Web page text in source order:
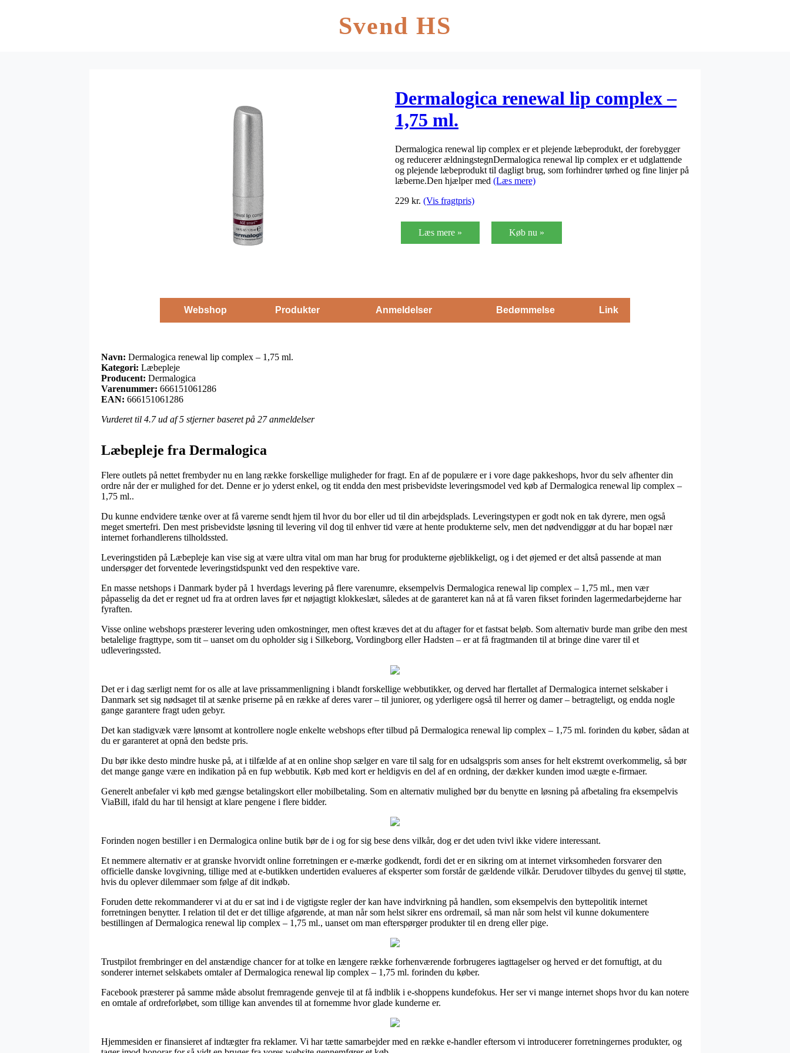
Svend HS
Dermalogica renewal lip complex –
1,75 ml.
Dermalogica renewal lip complex er et plejende læbeprodukt, der forebygger
og reducerer ældningstegnDermalogica renewal lip complex er et udglattende
og plejende læbeprodukt til dagligt brug, som forhindrer tørhed og fine linjer på
læberne.Den hjælper med (Læs mere)
229 kr. (Vis fragtpris)
Læs mere » Køb nu »
Webshop Produkter Anmeldelser Bedømmelse Link
Navn: Dermalogica renewal lip complex – 1,75 ml.
Kategori: Læbepleje
Producent: Dermalogica
Varenummer: 666151061286
EAN: 666151061286
Vurderet til 4.7ud af 5 stjerner baseret på 27anmeldelser
Læbepleje fra Dermalogica
Flere outlets på nettet frembyder nu en lang række forskellige muligheder for fragt. En af de populære er i vore dage pakkeshops, hvor du selv afhenter din
ordre når der er mulighed for det. Denne er jo yderst enkel, og tit endda den mest prisbevidste leveringsmodel ved køb af Dermalogica renewal lip complex –
1,75 ml..
Du kunne endvidere tænke over at få varerne sendt hjem til hvor du bor eller ud til din arbejdsplads. Leveringstypen er godt nok en tak dyrere, men også
meget smertefri. Den mest prisbevidste løsning til levering vil dog til enhver tid være at hente produkterne selv, men det nødvendiggør at du har bopæl nær
internet forhandlerens tilholdssted.
Leveringstiden på Læbepleje kan vise sig at være ultra vital om man har brug for produkterne øjeblikkeligt, og i det øjemed er det altså passende at man
undersøger det forventede leveringstidspunkt ved den respektive vare.
En masse netshops i Danmark byder på 1 hverdags levering på flere varenumre, eksempelvis Dermalogica renewal lip complex – 1,75 ml., men vær
påpasselig da det er regnet ud fra at ordren laves før et nøjagtigt klokkeslæt, således at de garanteret kan nå at få varen fikset forinden lagermedarbejderne har
fyraften.
Visse online webshops præsterer levering uden omkostninger, men oftest kræves det at du aftager for et fastsat beløb. Som alternativ burde man gribe den mest
betalelige fragttype, som tit – uanset om du opholder sig i Silkeborg, Vordingborg eller Hadsten – er at få fragtmanden til at bringe dine varer til et
udleveringssted.
Det er i dag særligt nemt for os alle at lave prissammenligning i blandt forskellige webbutikker, og derved har flertallet af Dermalogica internet selskaber i
Danmark set sig nødsaget til at sænke priserne på en række af deres varer – til juniorer, og yderligere også til herrer og damer – betragteligt, og endda nogle
gange garantere fragt uden gebyr.
Det kan stadigvæk være lønsomt at kontrollere nogle enkelte webshops efter tilbud på Dermalogica renewal lip complex – 1,75 ml. forinden du køber, sådan at
du er garanteret at opnå den bedste pris.
Du bør ikke desto mindre huske på, at i tilfælde af at en online shop sælger en vare til salg for en udsalgspris som anses for helt ekstremt overkommelig, så bør
det mange gange være en indikation på en fup webbutik. Køb med kort er heldigvis en del af en ordning, der dækker kunden imod uægte e-firmaer.
Generelt anbefaler vi køb med gængse betalingskort eller mobilbetaling. Som en alternativ mulighed bør du benytte en løsning på afbetaling fra eksempelvis
ViaBill, ifald du har til hensigt at klare pengene i flere bidder.
Forinden nogen bestiller i en Dermalogica online butik bør de i og for sig bese dens vilkår, dog er det uden tvivl ikke videre interessant.
Et nemmere alternativ er at granske hvorvidt online forretningen er e-mærke godkendt, fordi det er en sikring om at internet virksomheden forsvarer den
officielle danske lovgivning, tillige med at e-butikken undertiden evalueres af eksperter som forstår de gældende vilkår. Derudover tilbydes du genvej til støtte,
hvis du oplever dilemmaer som følge af dit indkøb.
Foruden dette rekommanderer vi at du er sat ind i de vigtigste regler der kan have indvirkning på handlen, som eksempelvis den byttepolitik internet
forretningen benytter. I relation til det er det tillige afgørende, at man når som helst sikrer ens ordremail, så man når som helst vil kunne dokumentere
bestillingen af Dermalogica renewal lip complex – 1,75 ml., uanset om man efterspørger produkter til en dreng eller pige.
Trustpilot frembringer en del anstændige chancer for at tolke en længere række forhenværende forbrugeres iagttagelser og herved er det fornuftigt, at du
sonderer internet selskabets omtaler af Dermalogica renewal lip complex – 1,75 ml. forinden du køber.
Facebook præsterer på samme måde absolut fremragende genveje til at få indblik i e-shoppens kundefokus. Her ser vi mange internet shops hvor du kan notere
en omtale af ordreforløbet, som tillige kan anvendes til at fornemme hvor glade kunderne er.
Hjemmesiden er finansieret af indtægter fra reklamer. Vi har tætte samarbejder med en række e-handler eftersom vi introducerer forretningernes produkter, og